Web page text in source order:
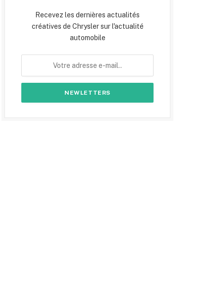
Recevez les dernières actualités
créatives de Chrysler sur l'actualité
automobile